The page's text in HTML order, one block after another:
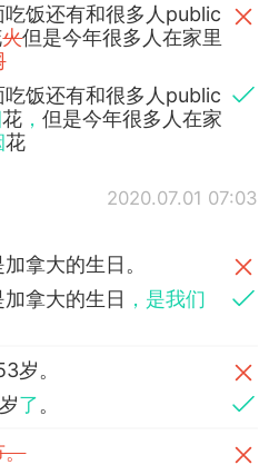
饭还有和很多人public
火但是今年很多人在家里
饭还有和很多人public
花 ，但是今年很多人在家
花
2020.07.01 07:03
拿大的生日。
拿大的生日 ，是我们
岁。
了。
。